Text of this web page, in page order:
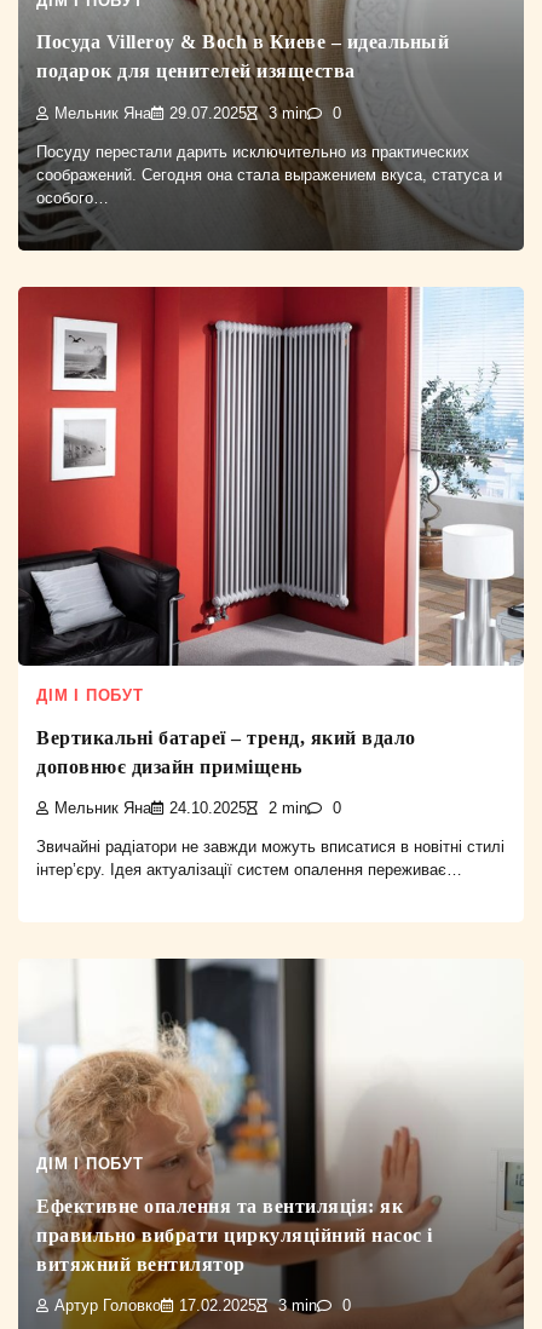
Посуда Villeroy & Boch в Киеве – идеальный
подарок для ценителей изящества
Мельник Яна 29.07.2025 3 min 0
Посуду перестали дарить исключительно из практических
соображений. Сегодня она стала выражением вкуса, статуса и
особого…
ДІМ І ПОБУТ
Вертикальні батареї – тренд, який вдало
доповнює дизайн приміщень
Мельник Яна 24.10.2025 2 min 0
Звичайні радіатори не завжди можуть вписатися в новітні стилі
інтер’єру. Ідея актуалізації систем опалення переживає…
ДІМ І ПОБУТ
Ефективне опалення та вентиляція: як
правильно вибрати циркуляційний насос і
витяжний вентилятор
Артур Головко 17.02.2025 3 min 0